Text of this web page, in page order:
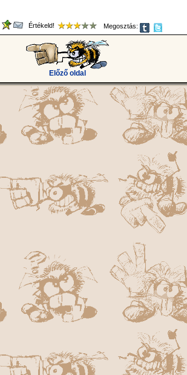
Értékeld! Megosztás:
Előző oldal